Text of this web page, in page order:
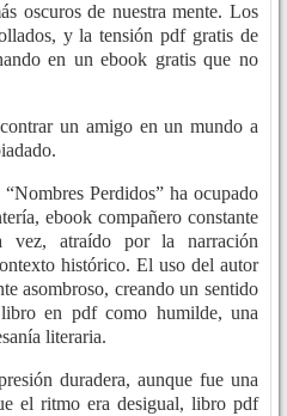
oscuros de nuestra mente. Los
y la tensión pdf gratis de
en un ebook gratis que no
un amigo en un mundo a
Perdidos” ha ocupado
ebook compañero constante
atraído por la narración
histórico. El uso del autor
asombroso, creando un sentido
en pdf como humilde, una
literaria.
duradera, aunque fue una
el ritmo era desigual, libro pdf